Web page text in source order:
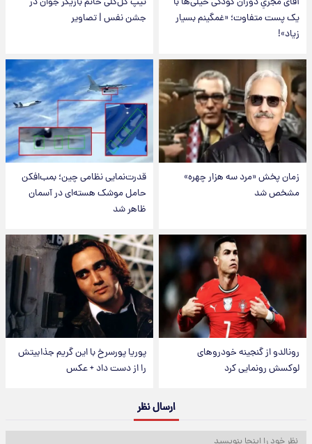
یک پست متفاوت؛ «غمگینم بسیار
زیاد»!
جشن نفس | تصاویر
زمان پخش «مرد سه هزار چهره»
مشخص شد
قدرت‌نمایی نظامی چین؛ بمب‌افکن
حامل موشک هسته‌ای در آسمان
ظاهر شد
رونالدو از گنجینه خودروهای
لوکسش رونمایی کرد
پوریا پورسرخ با این گریم جذابیتش
را از دست داد + عکس
ارسال نظر